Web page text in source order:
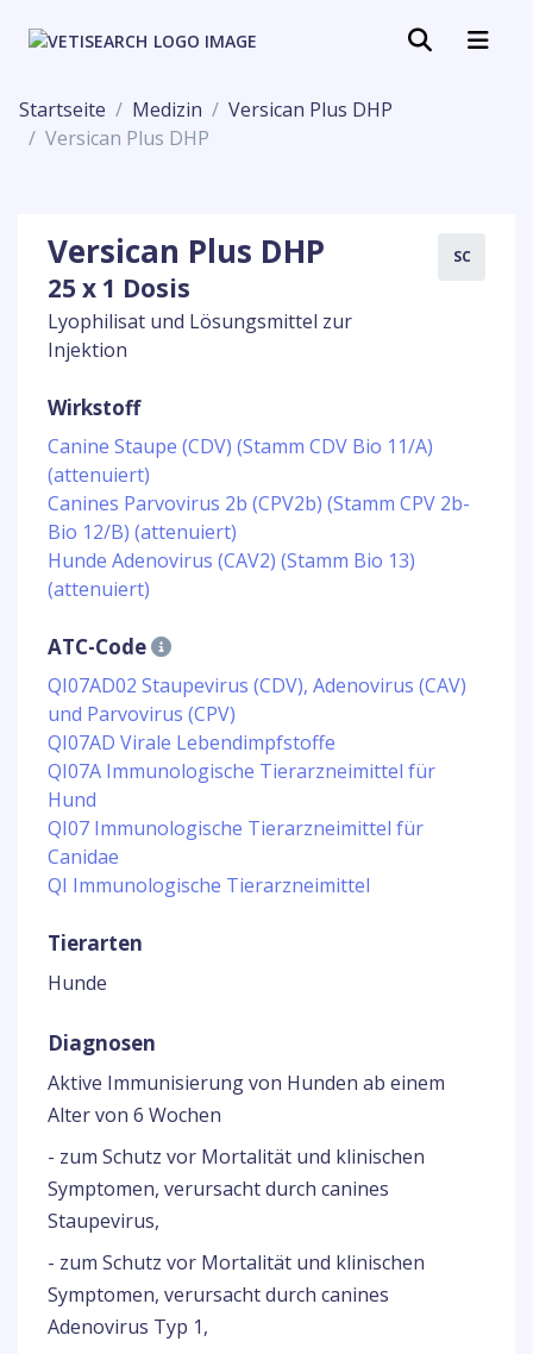
Startseite Medizin
Versican Plus DHP
Versican Plus DHP
Versican Plus DHP
25 x 1 Dosis
Lyophilisat und Lösungsmittel zur
Injektion
SC
Wirkstoff
Canine Staupe (CDV) (Stamm CDV Bio 11/A)
(attenuiert)
Canines Parvovirus 2b (CPV2b) (Stamm CPV 2b-
Bio 12/B) (attenuiert)
Hunde Adenovirus (CAV2) (Stamm Bio 13)
(attenuiert)
ATC-Code
QI07AD02 Staupevirus (CDV), Adenovirus (CAV)
und Parvovirus (CPV)
QI07AD Virale Lebendimpfstoffe
QI07A Immunologische Tierarzneimittel für
Hund
QI07 Immunologische Tierarzneimittel für
Canidae
QI Immunologische Tierarzneimittel
Tierarten
Hunde
Diagnosen
Aktive Immunisierung von Hunden ab einem
Alter von 6 Wochen
- zum Schutz vor Mortalität und klinischen
Symptomen, verursacht durch canines
Staupevirus,
- zum Schutz vor Mortalität und klinischen
Symptomen, verursacht durch canines
Adenovirus Typ 1,